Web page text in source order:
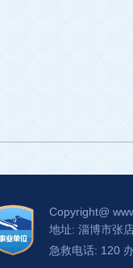
Copyright@
地址: 淄博市张
急救电话: 120